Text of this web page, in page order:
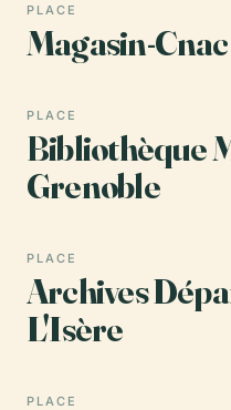
PLACE
Magasin-Cnac
PLACE
Bibliothèque
Grenoble
PLACE
Archives
L'Isère
PLACE